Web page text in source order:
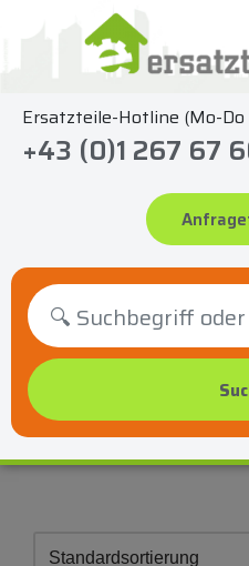
springen
Ersatzteile-Hotline (Mo-Do
+43 (0)1 267 67